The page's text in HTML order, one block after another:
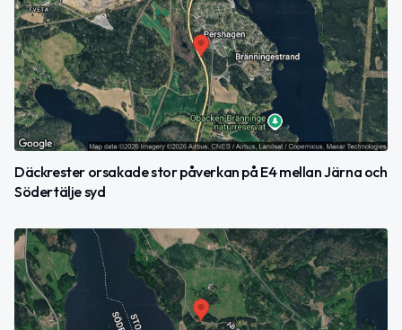
Däckrester orsakade stor påverkan på E4 mellan Järna och
Södertälje syd